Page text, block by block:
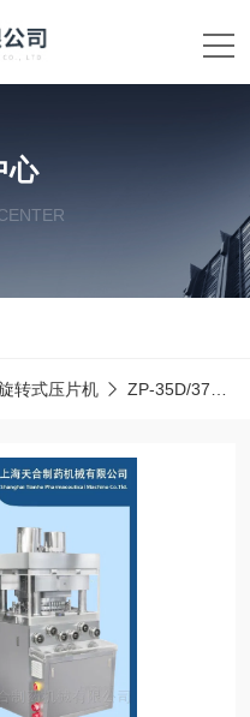
心
转式压片机 ZP-35D/37D